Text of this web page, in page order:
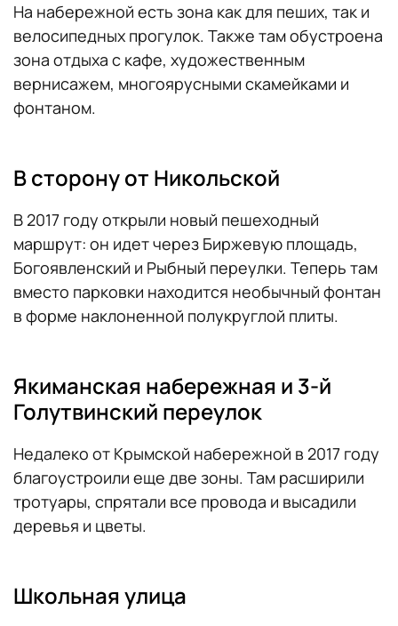
На набережной есть зона как для пеших, так и
велосипедных прогулок. Также там обустроена
зона отдыха с кафе, художественным
вернисажем, многоярусными скамейками и
фонтаном.
В сторону от Никольской
В 2017 году открыли новый пешеходный
маршрут: он идет через Биржевую площадь,
Богоявленский и Рыбный переулки. Теперь там
вместо парковки находится необычный фонтан
в форме наклоненной полукруглой плиты.
Якиманская набережная и 3-й
Голутвинский переулок
Недалеко от Крымской набережной в 2017 году
благоустроили еще две зоны. Там расширили
тротуары, спрятали все провода и высадили
деревья и цветы.
Школьная улица